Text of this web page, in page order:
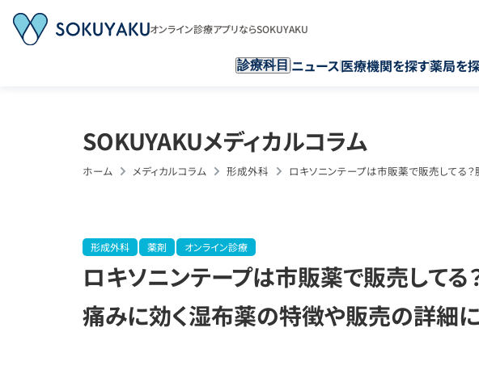
オンライン診療アプリならSOKUYAKU
診療科目 ニュース医療機関を探す薬局を
SOKUYAKUメディカルコラム
ホーム メディカルコラム 形成外科 ロキソニンテープは市販薬で販売してる
形成外科 薬剤 オンライン診療
ロキソニンテープは市販薬で販売してる
痛みに効く湿布薬の特徴や販売の詳細